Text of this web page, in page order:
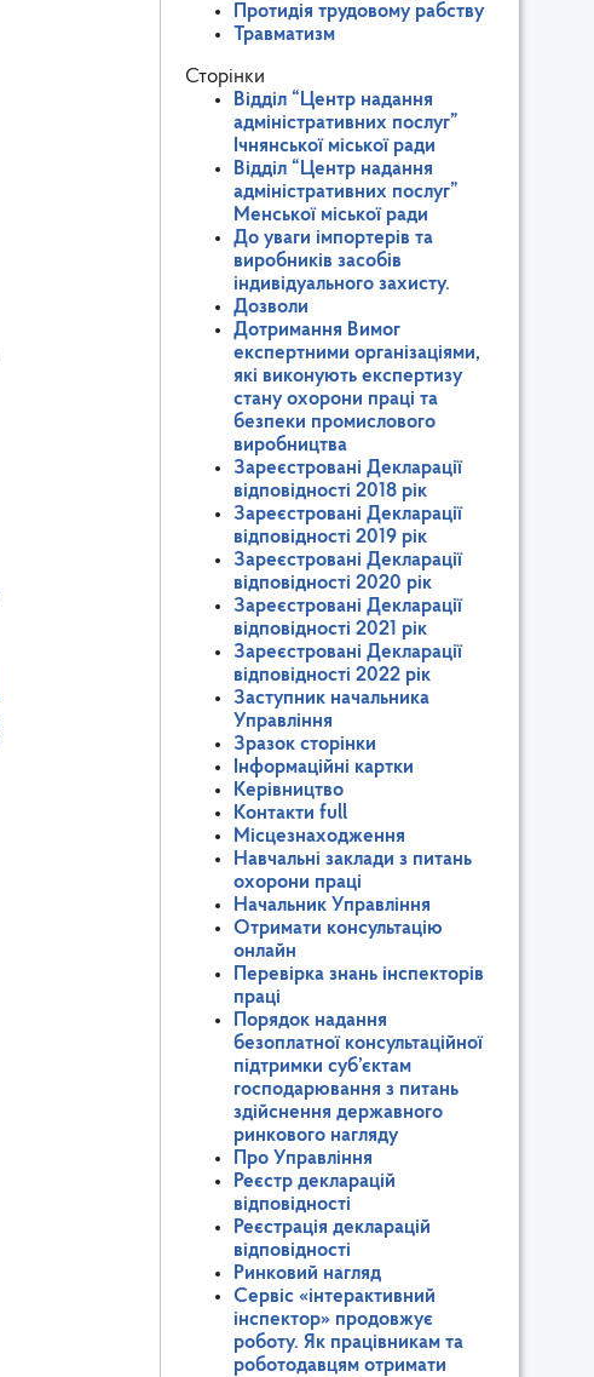
Протидія трудовому рабству
Травматизм
Сторінки
Відділ “Центр надання
адміністративних послуг”
Ічнянської міської ради
Відділ “Центр надання
адміністративних послуг”
Менської міської ради
До уваги імпортерів та
виробників засобів
індивідуального захисту.
Дозволи
Дотримання Вимог
експертними організаціями,
які виконують експертизу
стану охорони праці та
безпеки промислового
виробництва
Зареєстровані Декларації
відповідності 2018 рік
Зареєстровані Декларації
відповідності 2019 рік
Зареєстровані Декларації
відповідності 2020 рік
Зареєстровані Декларації
відповідності 2021 рік
Зареєстровані Декларації
відповідності 2022 рік
Заступник начальника
Управління
Зразок сторінки
Інформаційні картки
Керівництво
Контакти full
Місцезнаходження
Навчальні заклади з питань
охорони праці
Начальник Управління
Отримати консультацію
онлайн
Перевірка знань інспекторів
праці
Порядок надання
безоплатної консультаційної
підтримки суб’єктам
господарювання з питань
здійснення державного
ринкового нагляду
Про Управління
Реєстр декларацій
відповідності
Реєстрація декларацій
відповідності
Ринковий нагляд
Сервіс «інтерактивний
інспектор» продовжує
роботу. Як працівникам та
роботодавцям отримати